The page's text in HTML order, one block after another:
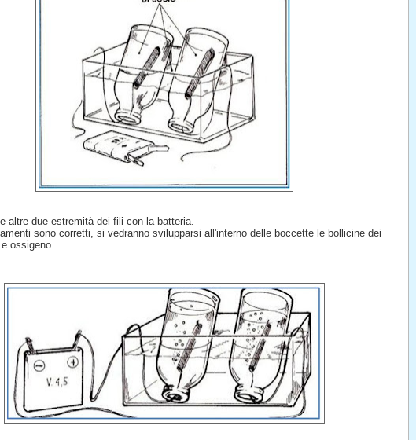
altre due estremità dei fili con la batteria.
sono corretti, si vedranno svilupparsi all'interno delle boccette le bollicine dei
ossigeno.